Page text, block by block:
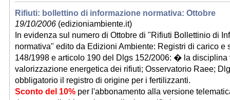
Rifiuti: bollettino di informazione normativa: Ottobre
19/10/2006 (edizioniambiente.it)
In evidenza sul numero di Ottobre di "Rifiuti Bollettinio di
normativa" edito da Edizioni Ambiente: Registri di carico e
148/1998 e articolo 190 del Dlgs 152/2006: � la disciplina
valorizzazione energetica dei rifiuti; Osservatorio Raee;
obbligatorio il registro di origine per i fertilizzanti.
Sconto del 10% per l'abbonamento alla versione